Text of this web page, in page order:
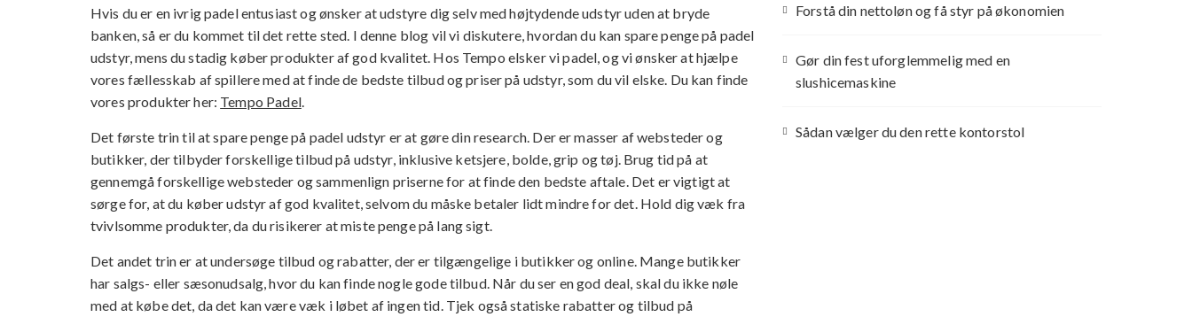
Hvis du er en ivrig padel entusiast og ønsker at udstyre dig selv med højtydende udstyr uden at bryde
banken, så er du kommet til det rette sted. I denne blog vil vi diskutere, hvordan du kan spare penge på padel
udstyr, mens du stadig køber produkter af god kvalitet. Hos Tempo elsker vi padel, og vi ønsker at hjælpe
vores fællesskab af spillere med at finde de bedste tilbud og priser på udstyr, som du vil elske. Du kan finde
vores produkter her: Tempo Padel.
Det første trin til at spare penge på padel udstyr er at gøre din research. Der er masser af websteder og
butikker, der tilbyder forskellige tilbud på udstyr, inklusive ketsjere, bolde, grip og tøj. Brug tid på at
gennemgå forskellige websteder og sammenlign priserne for at finde den bedste aftale. Det er vigtigt at
sørge for, at du køber udstyr af god kvalitet, selvom du måske betaler lidt mindre for det. Hold dig væk fra
tvivlsomme produkter, da du risikerer at miste penge på lang sigt.
Det andet trin er at undersøge tilbud og rabatter, der er tilgængelige i butikker og online. Mange butikker
har salgs- eller sæsonudsalg, hvor du kan finde nogle gode tilbud. Når du ser en god deal, skal du ikke nøle
med at købe det, da det kan være væk i løbet af ingen tid. Tjek også statiske rabatter og tilbud på
Forstå din nettoløn og få styr på økonomien
Gør din fest uforglemmelig med en
slushicemaskine
Sådan vælger du den rette kontorstol